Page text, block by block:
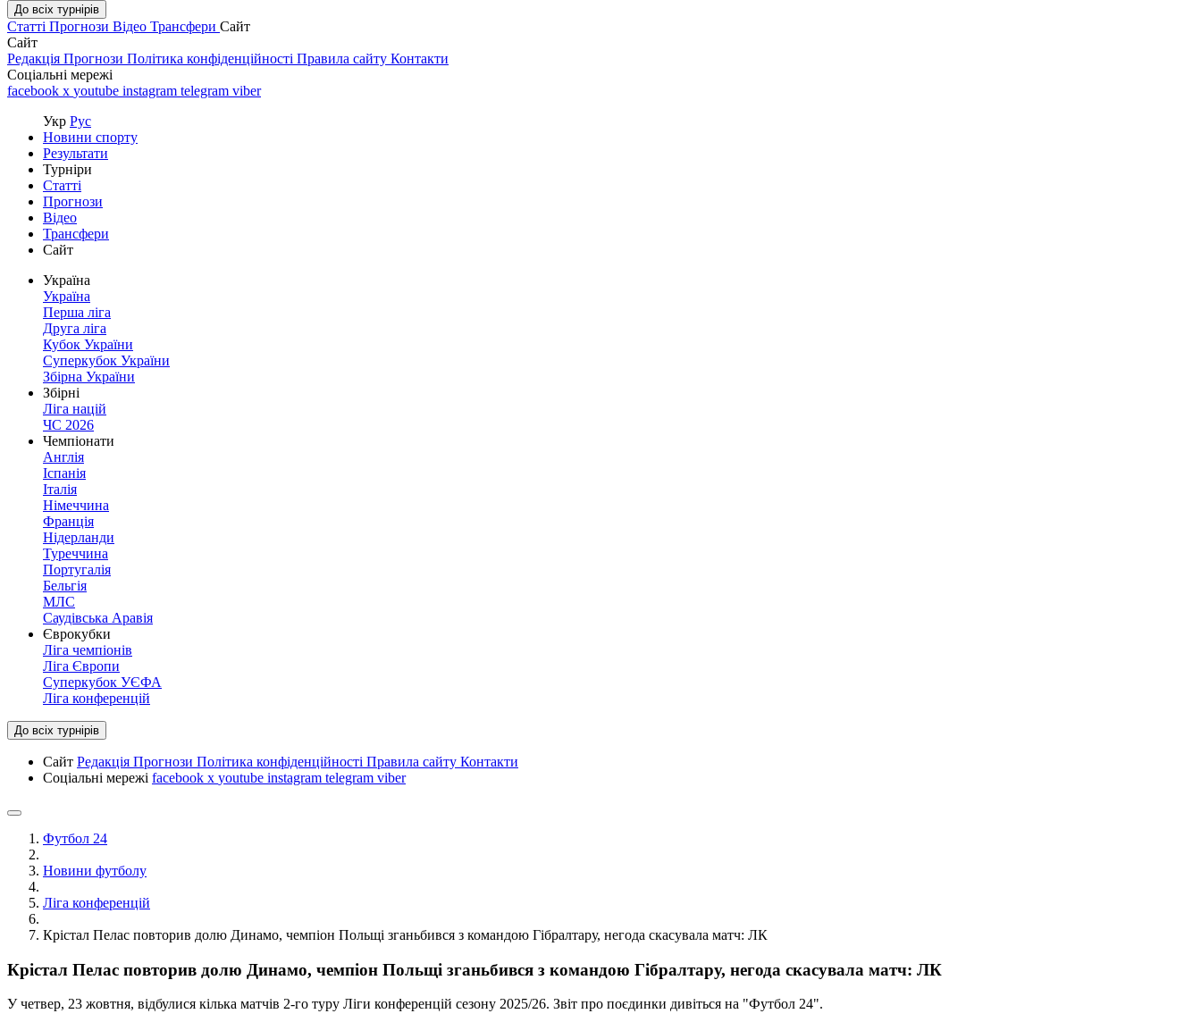
До всіх турнірів
Статті Прогнози Відео Трансфери Сайт
Сайт
Редакція Прогнози Політика конфіденційності Правила сайту Контакти
Соціальні мережі
facebook x youtube instagram telegram viber
Укр Рус
Новини спорту
Результати
Турніри
Статті
Прогнози
Відео
Трансфери
Сайт
Україна
Україна
Перша ліга
Друга ліга
Кубок України
Суперкубок України
Збірна України
Збірні
Ліга націй
ЧС 2026
Чемпіонати
Англія
Іспанія
Італія
Німеччина
Франція
Нідерланди
Туреччина
Португалія
Бельгія
МЛС
Саудівська Аравія
Єврокубки
Ліга чемпіонів
Ліга Європи
Суперкубок УЄФА
Ліга конференцій
До всіх турнірів
Сайт Редакція Прогнози Політика конфіденційності Правила сайту Контакти
Соціальні мережі facebook x youtube instagram telegram viber
Футбол 24
Новини футболу
Ліга конференцій
Крістал Пелас повторив долю Динамо, чемпіон Польщі зганьбився з командою Гібралтару, негода скасувала матч: ЛК
Крістал Пелас повторив долю Динамо, чемпіон Польщі зганьбився з командою Гібралтару, негода скасувала матч: ЛК
У четвер, 23 жовтня, відбулися кілька матчів 2-го туру Ліги конференцій сезону 2025/26. Звіт про поєдинки дивіться на "Футбол 24".